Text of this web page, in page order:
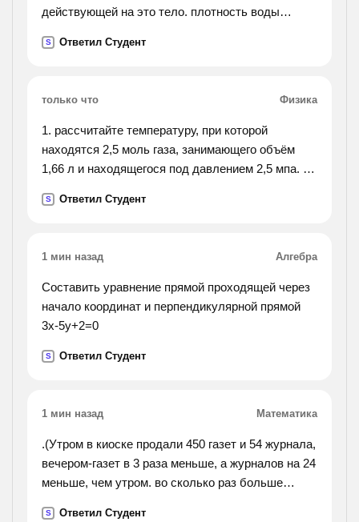
действующей на это тело. плотность воды
S Ответил Студент
только что Физика
1. рассчитайте температуру, при которой
находятся 2,5 моль газа, занимающего объём
1,66 л и находящегося под давлением 2,5 мпа. 2.
сантиметре его содержится 10в 6 степени
квадратичная скорость молекул кислорода при
температуре 20 градусов с? 4. газ в сосуде
находится под давлением 2*10 в пятой степени
па при температуре 127 градусов с. определите
газа выпущена из сосуда, а температура
градусов с и давлении 100 кпа и разделён
пополам подвижной
перегородкой. каково будет давление, если газ в
одной половине нагреть до температуры 57
газа оставить без изменения? 6. сосуд,
S Ответил Студент
1 мин назад Алгебра
Cоставить уравнение прямой проходящей через
начало координат и перпендикулярной прямой
3х-5у+2=0
S Ответил Студент
1 мин назад Математика
.(Утром в киоске продали 450 газет и 54 журнала,
вечером-газет в 3 раза меньше, а журналов на 24
меньше, чем утром. во сколько раз больше
S Ответил Студент